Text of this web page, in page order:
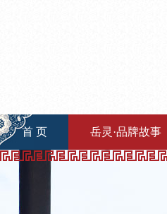
首 页 岳灵·品牌故事